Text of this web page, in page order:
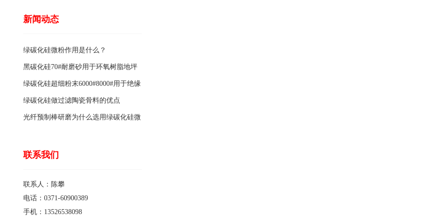
新闻动态
绿碳化硅微粉作用是什么？
黑碳化硅70#耐磨砂用于环氧树脂地坪
骨料的特点有哪些？
绿碳化硅超细粉末6000#8000#用于绝缘
涂料的优点
绿碳化硅做过滤陶瓷骨料的优点
光纤预制棒研磨为什么选用绿碳化硅微
联系我们
联系人：陈攀
电话：0371-60900389
手机：13526538098